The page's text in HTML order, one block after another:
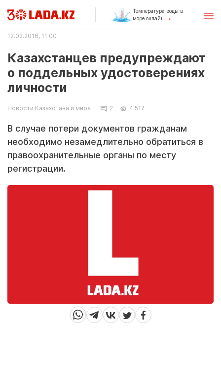
Температура воды в
море онлайн
12.02.2016, 11:00
Казахстанцев предупреждают
о поддельных удостоверениях
личности
Новости Казахстана и мира 2 4 517
В случае потери документов гражданам
необходимо незамедлительно обратиться в
правоохранительные органы по месту
регистрации.